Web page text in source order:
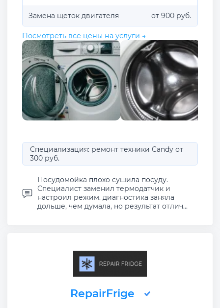
Замена щёток двигателя от 900 руб.
Посмотреть все цены на услуги →
Специализация: ремонт техники Candy от
300 руб.
Посудомойка плохо сушила посуду.
Специалист заменил термодатчик и
настроил режим. диагностика заняла
дольше, чем думала, но результат отлич...
RepairFrige